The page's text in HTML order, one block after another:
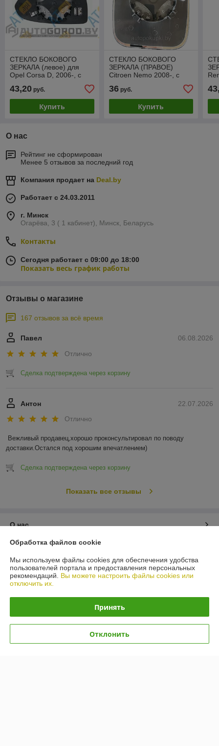
СТЕКЛО БОКОВОГО
ЗЕРКАЛА (левое) для
Opel Corsa D, 2006-, с
обогревом, SOPM1015EL
43,20 руб.
Купить
СТЕКЛО БОКОВОГО
ЗЕРКАЛА (ПРАВОЕ)
Citroen Nemo 2008-, с
обогревом, SFTM1032ER
36руб.
Купить
О нас
Рейтинг не сформирован
Менее 5 отзывов за последний год
Компания продает на Deal.by
Работает с 24.03.2011
г. Минск
Огарёва, 3 ( 1 кабинет), Минск, Беларусь
Контакты
Сегодня работает с 09:00 до 18:00
Показать весь график работы
Отзывы о магазине
167 отзывов за всё время
06.08.2026
Павел
Отлично
Сделка подтверждена через корзину
22.07.2026
Антон
Отлично
Вежливый продавец,хорошо проконсультировал по поводу
доставки.Остался под хорошим впечатлением)
Сделка подтверждена через корзину
Показать все отзывы
О нас
Контакты
Доставка и оплата
Полная версия сайта
Обработка файлов cookie
Мы используем файлы cookies для обеспечения удобства
пользователей портала и предоставления персональных
рекомендаций. Вы можете настроить файлы cookies или
отключить их.
Принять
Отклонить